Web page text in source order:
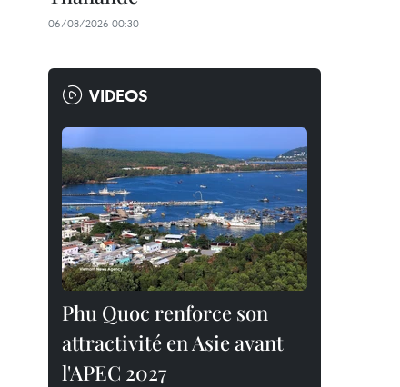
06/08/2026 00:30
VIDEOS
Phu Quoc renforce son
attractivité en Asie avant
l'APEC 2027